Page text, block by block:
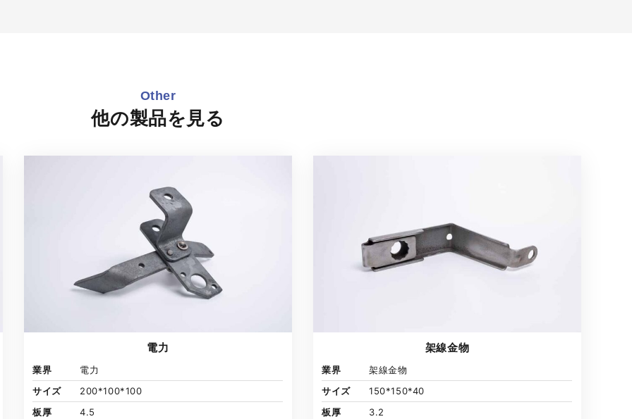
Other
他の製品を見る
電力
業界
電力
サイズ
200*100*100
板厚
4.5
架線金物
業界
架線金物
サイズ
150*150*40
板厚
3.2